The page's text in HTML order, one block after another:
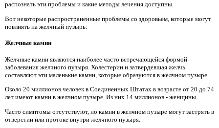
распознать эти проблемы и какие методы лечения доступны.
Вот некоторые распространенные проблемы со здоровьем, которые могут
повлиять на желчный пузырь:
Желчные камни
Желчные камни являются наиболее часто встречающейся формой
заболевания желчного пузыря. Холестерин и затвердевшая желчь
составляют эти маленькие камни, которые образуются в желчном пузыре.
Около 20 миллионов человек в Соединенных Штатах в возрасте от 20 до 74
лет имеют камни в желчном пузыре. Из них 14 миллионов - женщины.
Часто симптомы отсутствуют, но камни в желчном пузыре могут застрять в
отверстии или протоке внутри желчного пузыря.